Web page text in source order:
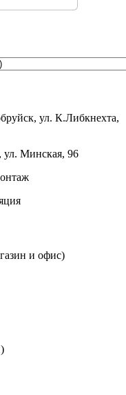
ул. К.Либкнехта,
ул. Минская, 96
и офис)